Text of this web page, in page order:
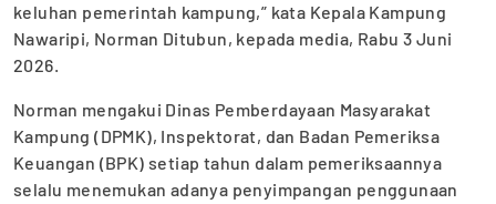
keluhan pemerintah kampung,” kata Kepala Kampung
Nawaripi, Norman Ditubun, kepada media, Rabu 3 Juni
2026.
Norman mengakui Dinas Pemberdayaan Masyarakat
Kampung (DPMK), Inspektorat, dan Badan Pemeriksa
Keuangan (BPK) setiap tahun dalam pemeriksaannya
selalu menemukan adanya penyimpangan penggunaan